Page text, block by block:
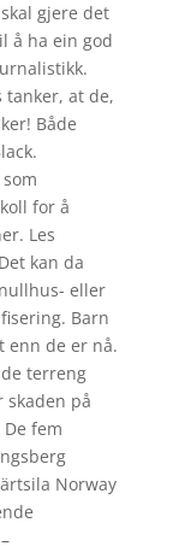
gjere det
å ha ein god
at de,
Både
for å
Les
kan da
eller
Barn
enn de er nå.
terreng
på
fem
Norway